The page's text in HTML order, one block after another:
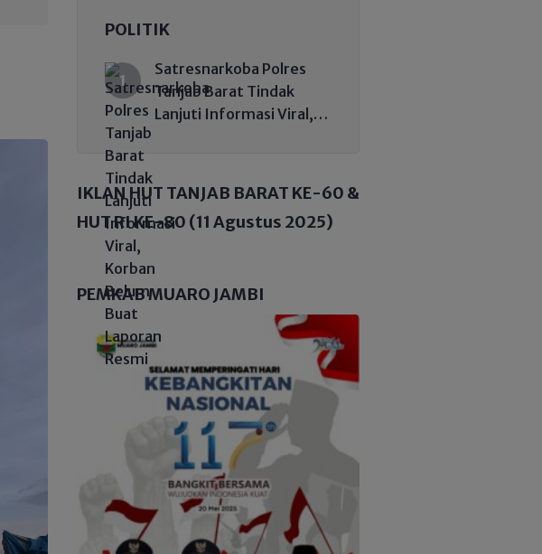
POLITIK
Satresnarkoba Polres
Tanjab Barat Tindak
Lanjuti Informasi Viral,
IKLAN HUT TANJAB BARAT KE-60 &
HUT RI KE-80 (11 Agustus 2025)
PEMKAB MUARO JAMBI